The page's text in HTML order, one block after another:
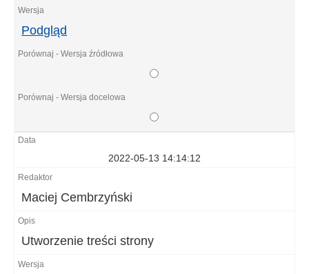
Podgląd
2022-05-13 14:14:12
Maciej Cembrzyński
Utworzenie treści strony